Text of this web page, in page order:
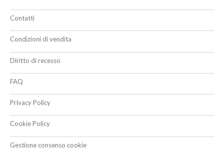
Contatti
Condizioni di vendita
Diritto di recesso
FAQ
Privacy Policy
Cookie Policy
Gestione consenso cookie